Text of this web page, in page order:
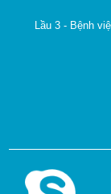
Lầu 3 - Bệnh